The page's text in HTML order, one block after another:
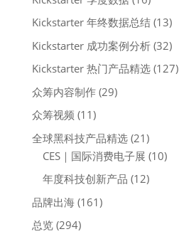
Kickstarter 年终数据总结(13)
Kickstarter 成功案例分析(32)
Kickstarter 热门产品精选(127)
众筹内容制作(29)
众筹视频 (11)
全球黑科技产品精选(21)
CES｜国际消费电子展 (10)
年度科技创新产品 (12)
品牌出海(161)
总览(294)